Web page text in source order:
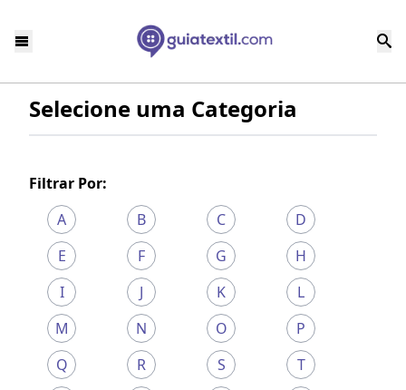
Selecione uma Categoria
Filtrar Por:
A
B C
D
E
F G
H
I
J K
L
M
N O
P
Q
R S
T